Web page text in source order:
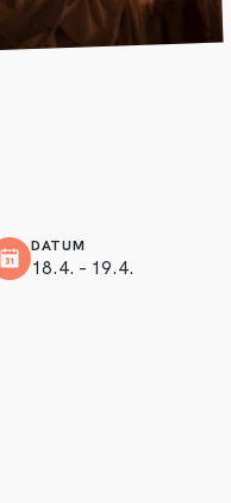
DATUM
18.4. – 19.4.